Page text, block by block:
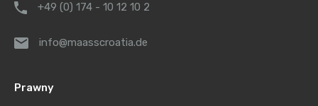
+49 (0) 174 - 10 12 10 2
info@maasscroatia.de
Prawny